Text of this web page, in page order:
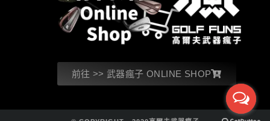
前往 >> 武器瘋子 ONLINE SHOP